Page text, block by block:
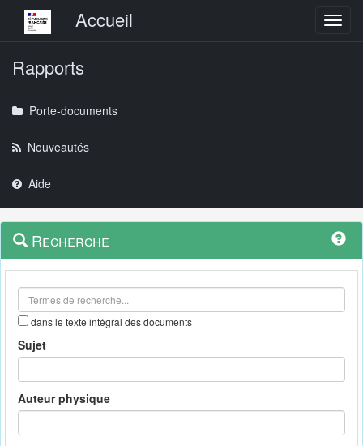
Menu principalAccueil
Rapports
Porte-documents
Nouveautés
Aide
Navigation
outils
Menu
contextuel
Recherche
dans le texte intégral des documents
Sujet
Auteur physique